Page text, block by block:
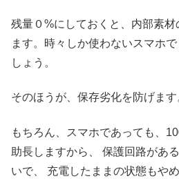
残量０%にしておくと、内部素材
ます。時々しか使わないスマホ
しょう。
そのほうが、保存劣化を防げます
もちろん、スマホであっても、
助長しますから、 保護回路があ
いで、 充電したままの状態もや